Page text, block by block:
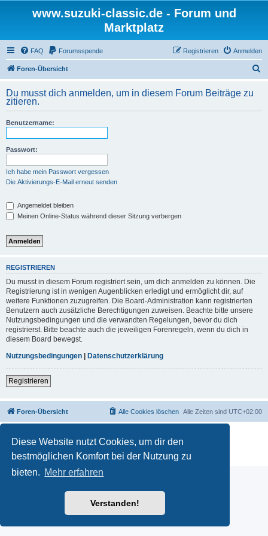
Diese Website nutzt Cookies, um dir den
bestmöglichen Komfort bei der Nutzung zu
bieten. Mehr erfahren
Verstanden!
www.suzuki-classic.de - Forum und
Marktplatz
FAQ Forumsspende Anmelden
Registrieren
Foren-Übersicht
h
Du musst dich anmelden, um in diesem Forum Beiträge zu
zitieren.
Benutzername:
Passwort:
Ich habe mein Passwort vergessen
Die Aktivierungs-E-Mail erneut senden
Angemeldet bleiben
Meinen Online-Status während dieser Sitzung verbergen
REGISTRIEREN
Du musst in diesem Forum registriert sein, um dich anmelden zu können. Die
Registrierung ist in wenigen Augenblicken erledigt und ermöglicht dir, auf
weitere Funktionen zuzugreifen. Die Board-Administration kann registrierten
Benutzern auch zusätzliche Berechtigungen zuweisen. Beachte bitte unsere
Nutzungsbedingungen und die verwandten Regelungen, bevor du dich
registrierst. Bitte beachte auch die jeweiligen Forenregeln, wenn du dich in
diesem Board bewegst.
Nutzungsbedingungen | Datenschutzerklärung
Registrieren
Foren-Übersicht Alle Zeiten sind UTC+02:00
Alle Cookies löschen
Deutsche Übersetzung durch
phpBB.de
Datenschutz|Nutzungsbedingungen